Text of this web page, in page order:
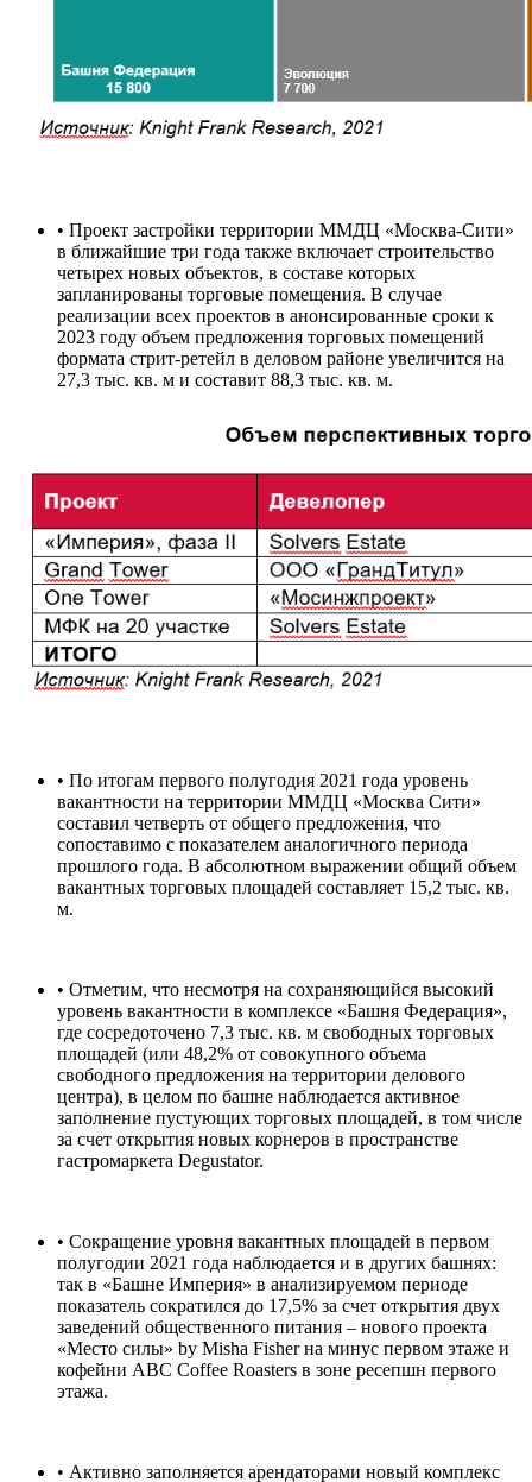
• Проект застройки территории ММДЦ «Москва-Сити»
в ближайшие три года также включает строительство
четырех новых объектов, в составе которых
запланированы торговые помещения. В случае
реализации всех проектов в анонсированные сроки к
2023 году объем предложения торговых помещений
формата стрит-ретейл в деловом районе увеличится на
27,3 тыс. кв. м и составит 88,3 тыс. кв. м.
• По итогам первого полугодия 2021 года уровень
вакантности на территории ММДЦ «Москва Сити»
составил четверть от общего предложения, что
сопоставимо с показателем аналогичного периода
прошлого года. В абсолютном выражении общий объем
вакантных торговых площадей составляет 15,2 тыс. кв.
м.
• Отметим, что несмотря на сохраняющийся высокий
уровень вакантности в комплексе «Башня Федерация»,
где сосредоточено 7,3 тыс. кв. м свободных торговых
площадей (или 48,2% от совокупного объема
свободного предложения на территории делового
центра), в целом по башне наблюдается активное
заполнение пустующих торговых площадей, в том числе
за счет открытия новых корнеров в пространстве
гастромаркета Degustator.
• Сокращение уровня вакантных площадей в первом
полугодии 2021 года наблюдается и в других башнях:
так в «Башне Империя» в анализируемом периоде
показатель сократился до 17,5% за счет открытия двух
заведений общественного питания – нового проекта
«Место силы» by Misha Fisher на минус первом этаже и
кофейни ABC Coffee Roasters в зоне ресепшн первого
этажа.
• Активно заполняется арендаторами новый комплекс